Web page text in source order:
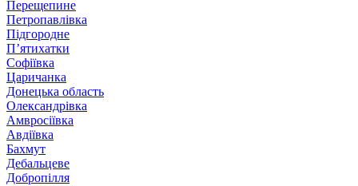
Перещепине
Петропавлівка
Підгородне
П’ятихатки
Софіївка
Царичанка
Донецька область
Олександрівка
Амвросіївка
Авдіївка
Бахмут
Дебальцеве
Добропілля